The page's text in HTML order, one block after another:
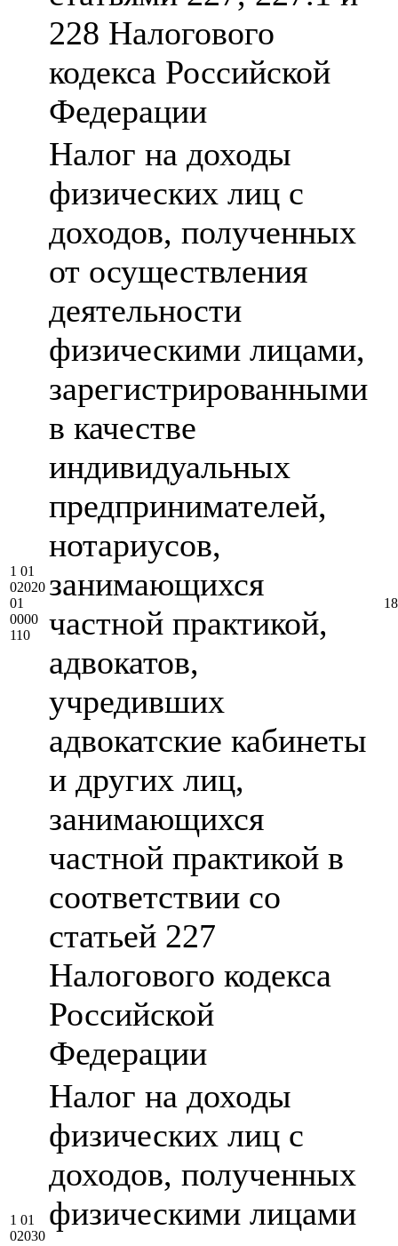
228 Налогового
кодекса Российской
Федерации
1 01
02020
01
0000
110
Налог на доходы
физических лиц с
доходов, полученных
от осуществления
деятельности
физическими лицами,
зарегистрированными
в качестве
индивидуальных
предпринимателей,
нотариусов,
занимающихся
частной практикой,
адвокатов,
учредивших
адвокатские кабинеты
и других лиц,
занимающихся
частной практикой в
соответствии со
статьей 227
Налогового кодекса
Российской
Федерации
1 01
02030
Налог на доходы
физических лиц с
доходов, полученных
физическими лицами